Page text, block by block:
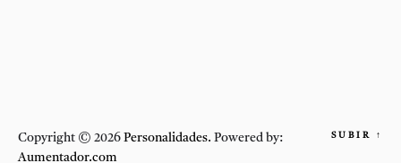
Copyright © 2026 Personalidades. Powered by:
Aumentador.com
SUBIR ↑